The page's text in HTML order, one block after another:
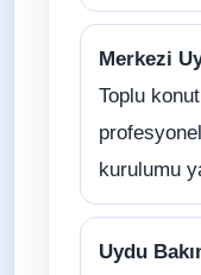
Merkezi
Toplu
kurulumu
Uydu